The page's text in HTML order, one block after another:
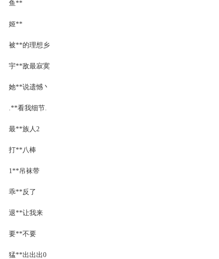
鱼**
姬**
被**的理想乡
宇**敌最寂寞
她**说遗憾丶
.**看我细节.
最**族人2
打**八棒
1**吊袜带
乖**反了
退**让我来
要**不要
猛**出出出0